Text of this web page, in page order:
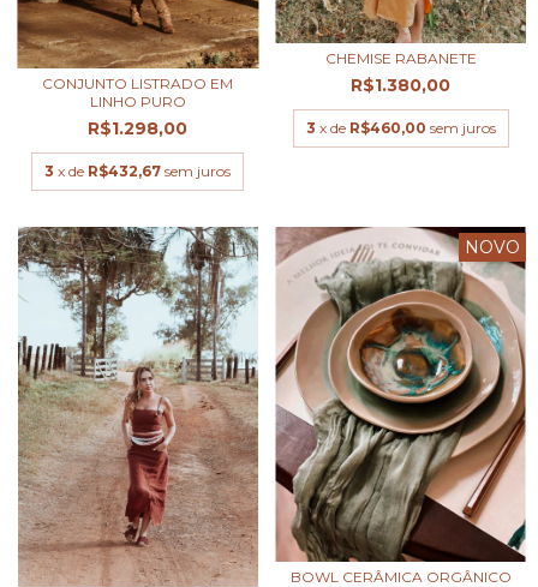
CONJUNTO LISTRADO EM
LINHO PURO
R$1.298,00
3 x de R$432,67 sem juros
CHEMISE RABANETE
R$1.380,00
3 x de R$460,00 sem juros
NOVO
BOWL CERÂMICA ORGÂNICO